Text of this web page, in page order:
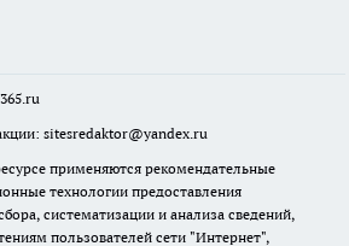
sitesredaktor@yandex.ru
применяются рекомендательные
технологии предоставления
систематизации и анализа сведений,
пользователей сети "Интернет",